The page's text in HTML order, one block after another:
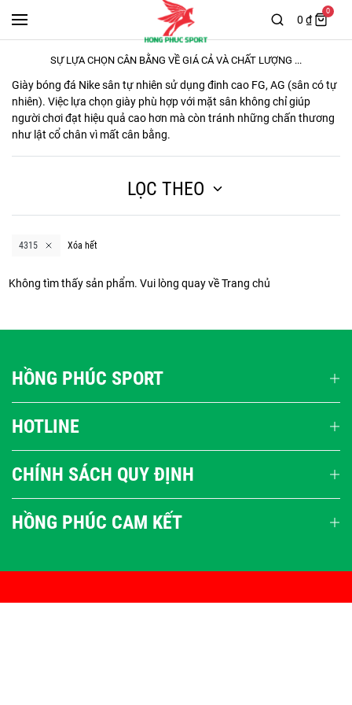
0 ₫
0
SỰ LỰA CHỌN CÂN BẰNG VỀ GIÁ CẢ VÀ CHẤT LƯỢNG ...
Giày bóng đá Nike sân tự nhiên sử dụng đinh cao FG, AG (sân có tự
nhiên). Việc lựa chọn giày phù hợp với mặt sân không chỉ giúp
người chơi đạt hiệu quả cao hơn mà còn tránh những chấn thương
như lật cổ chân vì mất cân bằng.
LỌC THEO
4315 Xóa hết
Không tìm thấy sản phẩm. Vui lòng quay vềTrang chủ
HỒNG PHÚC SPORT
HOTLINE
CHÍNH SÁCH QUY ĐỊNH
HỒNG PHÚC CAM KẾT